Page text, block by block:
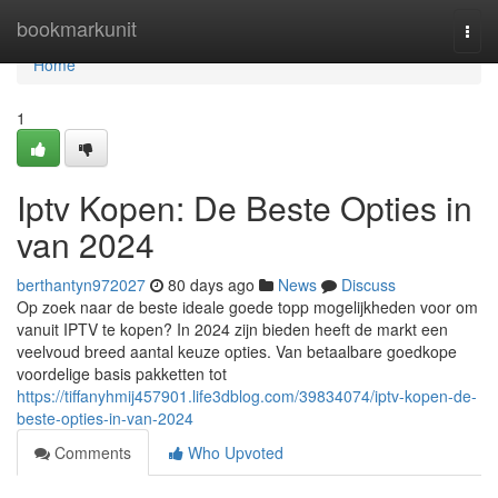
bookmarkunit
Home
Home
1
Iptv Kopen: De Beste Opties in
van 2024
berthantyn972027 80 days ago News
Discuss
Op zoek naar de beste ideale goede topp mogelijkheden voor om
vanuit IPTV te kopen? In 2024 zijn bieden heeft de markt een
veelvoud breed aantal keuze opties. Van betaalbare goedkope
voordelige basis pakketten tot
https://tiffanyhmij457901.life3dblog.com/39834074/iptv-kopen-de-
beste-opties-in-van-2024
Comments
Who Upvoted